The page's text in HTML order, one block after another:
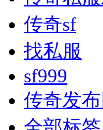
传奇sf
找私服
sf999
传奇发